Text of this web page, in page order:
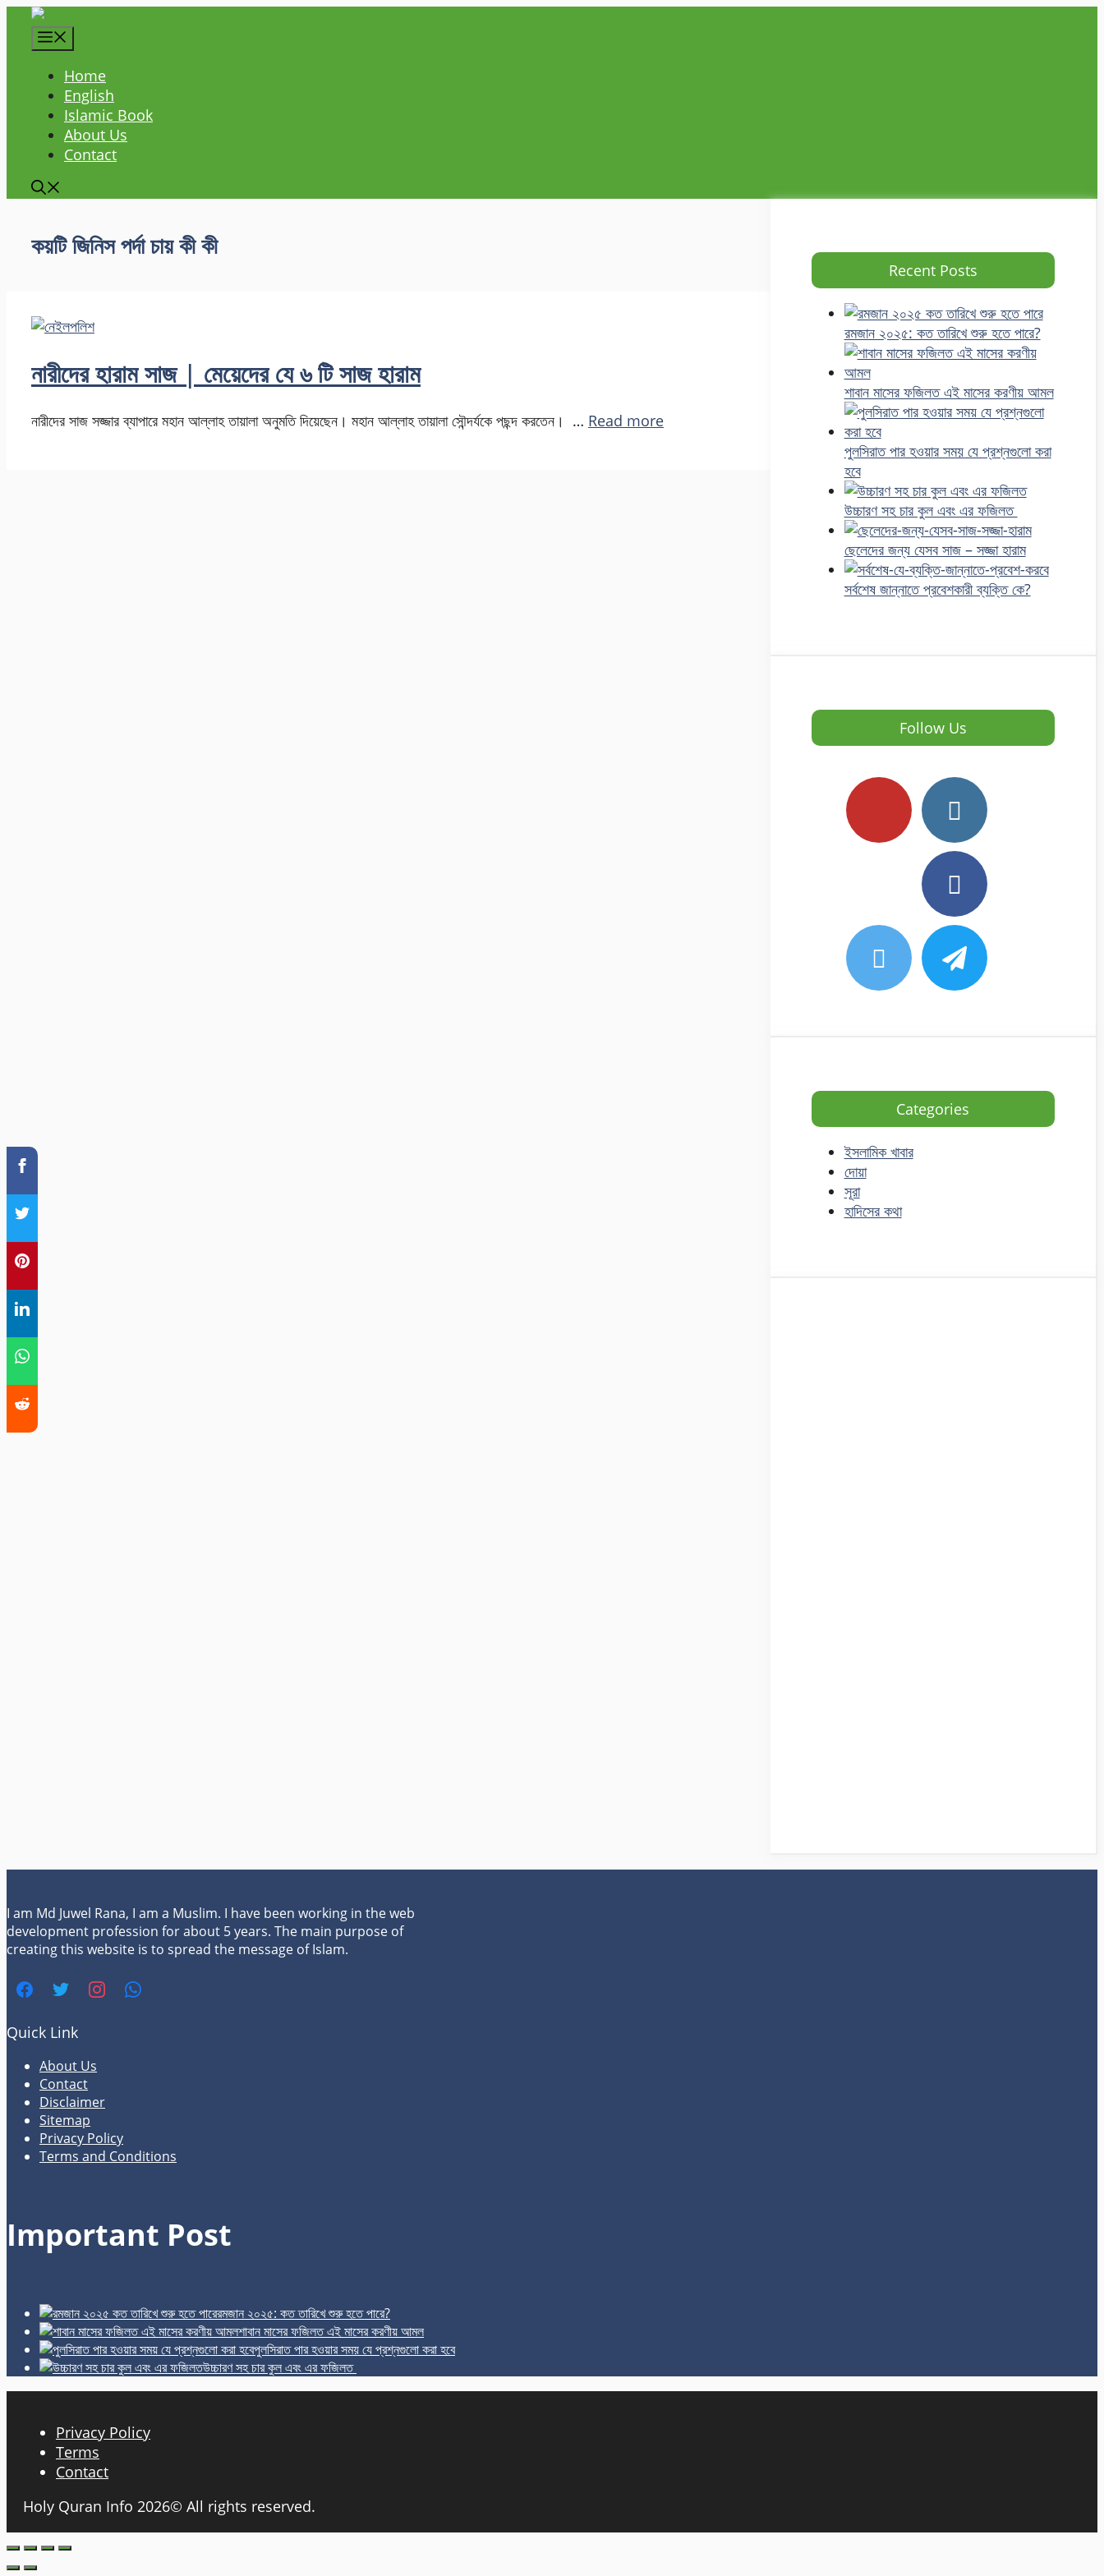
Skip
content
Home
English
Islamic Book
About Us
Contact
কয়টি জিনিস পর্দা চায় কী কী
নারীদের হারাম সাজ | মেয়েদের যে ৬ টি সাজ হারাম
নারীদের সাজ সজ্জার ব্যাপারে মহান আল্লাহ তায়ালা অনুমতি দিয়েছেন। মহান আল্লাহ তায়ালা সৌন্দর্যকে পছন্দ করতেন। … Read more
Recent Posts
রমজান ২০২৫: কত তারিখে শুরু হতে পারে?
শাবান মাসের ফজিলত এই মাসের করণীয় আমল
পুলসিরাত পার হওয়ার সময় যে প্রশ্নগুলো করা
হবে
উচ্চারণ সহ চার কুল এবং এর ফজিলত
ছেলেদের জন্য যেসব সাজ – সজ্জা হারাম
সর্বশেষ জান্নাতে প্রবেশকারী ব্যক্তি কে?
Follow Us
Categories
ইসলামিক খাবার
দোয়া
সূরা
হাদিসের কথা
I am Md Juwel Rana, I am a Muslim. I have been working in the web
development profession for about 5 years. The main purpose of
creating this website is to spread the message of Islam.
Quick Link
About Us
Contact
Disclaimer
Sitemap
Privacy Policy
Terms and Conditions
Important Post
রমজান ২০২৫: কত তারিখে শুরু হতে পারে?
শাবান মাসের ফজিলত এই মাসের করণীয় আমল
পুলসিরাত পার হওয়ার সময় যে প্রশ্নগুলো করা হবে
উচ্চারণ সহ চার কুল এবং এর ফজিলত
Privacy Policy
Terms
Contact
Holy Quran Info 2026© All rights reserved.